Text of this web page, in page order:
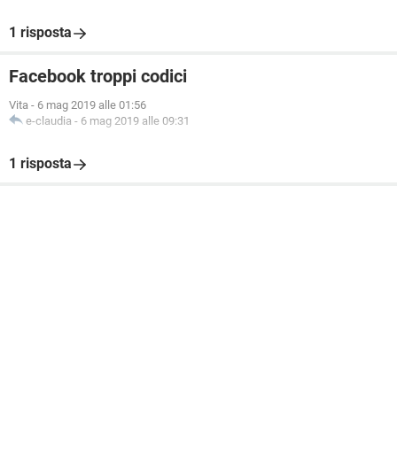
1 risposta
Facebook troppi codici
Vita - 6 mag 2019 alle 01:56
e-claudia - 6 mag 2019 alle 09:31
1 risposta